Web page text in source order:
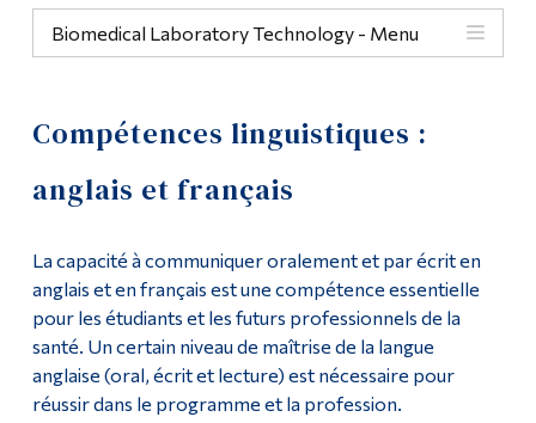
Biomedical Laboratory Technology - Menu
Demande d'admission
Liste de cours
Domaines d'études
Enseignement général
Compétences linguistiques :
anglais et français
La capacité à communiquer oralement et par écrit en
anglais et en français est une compétence essentielle
pour les étudiants et les futurs professionnels de la
santé. Un certain niveau de maîtrise de la langue
anglaise (oral, écrit et lecture) est nécessaire pour
réussir dans le programme et la profession.
Liens rapides
Informations
Liens
Menu principal
Programmes
Formation continue
Admissions